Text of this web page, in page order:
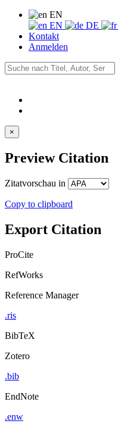
EN
EN
DE
Kontakt
Anmelden
×
Preview Citation
Zitatvorschau in
Copy to clipboard
Export Citation
ProCite
RefWorks
Reference Manager
.ris
BibTeX
Zotero
.bib
EndNote
.enw